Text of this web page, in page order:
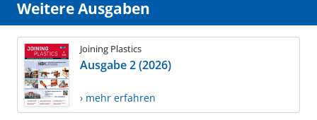
Weitere Ausgaben
Joining Plastics
Ausgabe 2 (2026)
› mehr erfahren